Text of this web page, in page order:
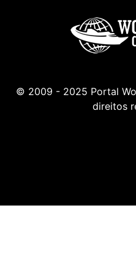
© 2009 - 2025 Portal
direitos